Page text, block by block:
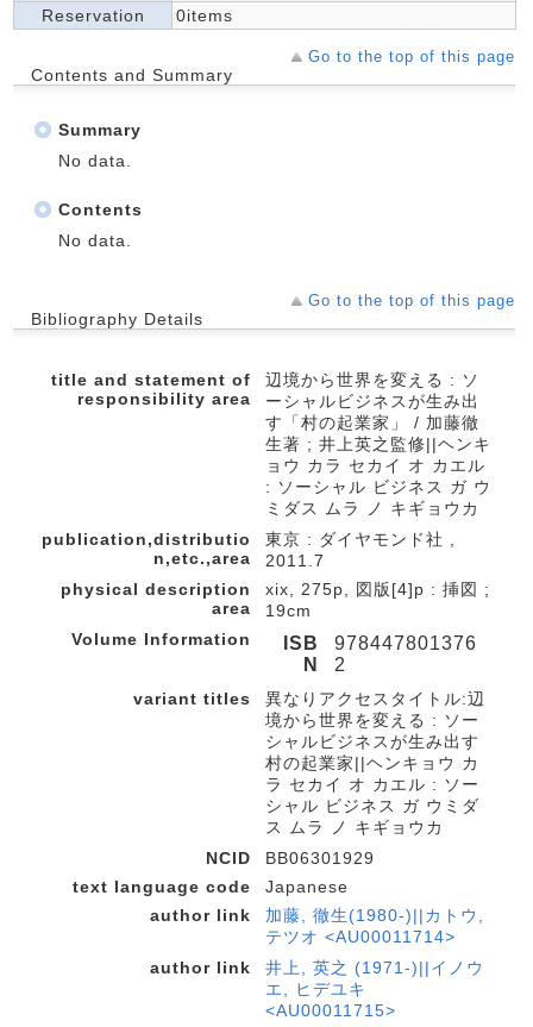
Reservation
0items
Go to the top of this page
Contents and Summary
Summary
No data.
Contents
No data.
Go to the top of this page
Bibliography Details
title and statement of
responsibility area
辺境から世界を変える : ソ
ーシャルビジネスが生み出
す「村の起業家」 / 加藤徹
生著 ; 井上英之監修||ヘンキ
ョウ カラ セカイ オ カエル
: ソーシャル ビジネス ガ ウ
ミダス ムラ ノ キギョウカ
publication,distributio
n,etc.,area
東京 : ダイヤモンド社 ,
2011.7
physical description
area
xix, 275p, 図版[4]p : 挿図 ;
19cm
Volume Information
ISB
N
978447801376
2
variant titles
異なりアクセスタイトル:辺
境から世界を変える : ソー
シャルビジネスが生み出す
村の起業家||ヘンキョウ カ
ラ セカイ オ カエル : ソー
シャル ビジネス ガ ウミダ
ス ムラ ノ キギョウカ
NCID
BB06301929
text language code
Japanese
author link
加藤, 徹生(1980-)||カトウ,
テツオ <AU00011714>
author link
井上, 英之 (1971-)||イノウ
エ, ヒデユキ
<AU00011715>